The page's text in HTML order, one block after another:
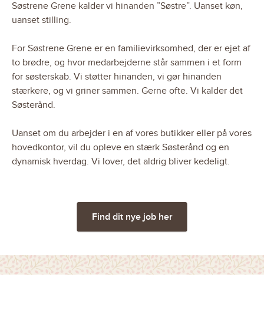
Søstrene Grene kalder vi hinanden ”Søstre”. Uanset køn,
uanset stilling.
For Søstrene Grene er en familievirksomhed, der er ejet af
to brødre, og hvor medarbejderne står sammen i et form
for søsterskab. Vi støtter hinanden, vi gør hinanden
stærkere, og vi griner sammen. Gerne ofte. Vi kalder det
Søsterånd.
Uanset om du arbejder i en af vores butikker eller på vores
hovedkontor, vil du opleve en stærk Søsterånd og en
dynamisk hverdag. Vi lover, det aldrig bliver kedeligt.
Find dit nye job her